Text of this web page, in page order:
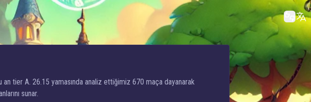
an tier A. 26.15 yamasında analiz ettiğimiz 670 maça dayanarak
sunar.